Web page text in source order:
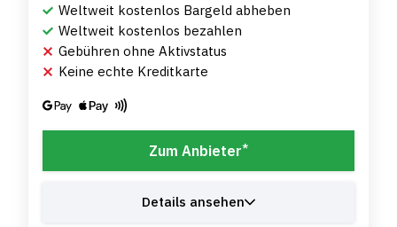
Weltweit kostenlos Bargeld abheben
Weltweit kostenlos bezahlen
Gebühren ohne Aktivstatus
Keine echte Kreditkarte
Zum Anbieter*
Details ansehen